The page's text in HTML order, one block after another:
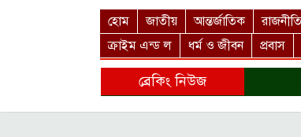
হোম জাতীয় আন্তর্জাতিক রাজনীতি
ক্রাইম এন্ড ল
ধর্ম ও জীবন প্রবাস
ব্রেকিং নিউজ